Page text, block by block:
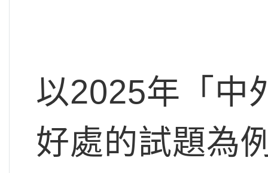
以2025年「中
好處的試題為